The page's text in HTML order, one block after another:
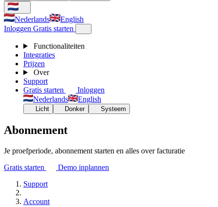
Nederlands
English
Inloggen Gratis starten
Functionaliteiten
Integraties
Prijzen
Over
Support
Gratis starten
Inloggen
Nederlands
English
Licht Donker Systeem
Abonnement
Je proefperiode, abonnement starten en alles over facturatie
Gratis starten
Demo inplannen
Support
Account